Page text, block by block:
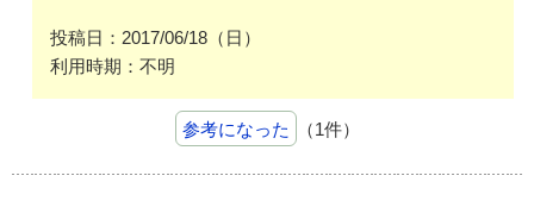
投稿日：2017/06/18（日）
利用時期：不明
参考になった （1件）